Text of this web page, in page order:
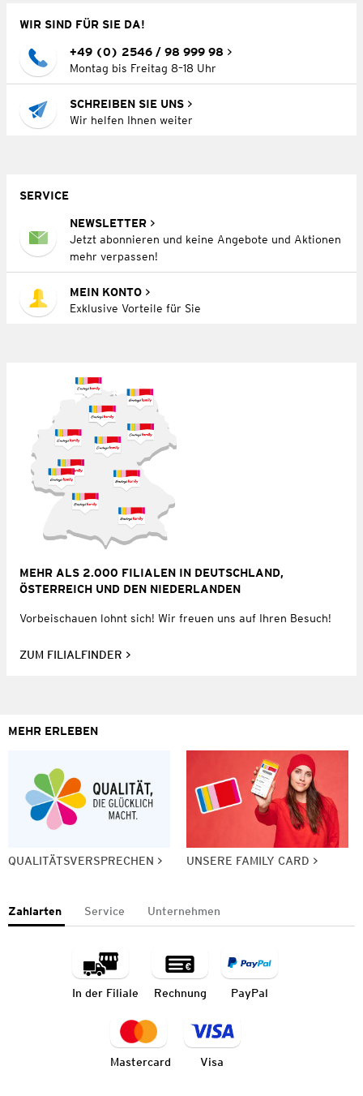
WIR SIND FÜR SIE DA!
+49 (0) 2546 / 98 999 98
Montag bis Freitag 8–18 Uhr
SCHREIBEN SIE UNS
Wir helfen Ihnen weiter
SERVICE
NEWSLETTER
Jetzt abonnieren und keine Angebote und Aktionen
mehr verpassen!
MEIN KONTO
Exklusive Vorteile für Sie
MEHR ALS 2.000 FILIALEN IN DEUTSCHLAND,
ÖSTERREICH UND DEN NIEDERLANDEN
Vorbeischauen lohnt sich! Wir freuen uns auf Ihren Besuch!
ZUM FILIALFINDER
MEHR ERLEBEN
QUALITÄTSVERSPRECHEN UNSERE FAMILY CARD
Zahlarten Service Unternehmen
In der Filiale Rechnung PayPal
Mastercard Visa